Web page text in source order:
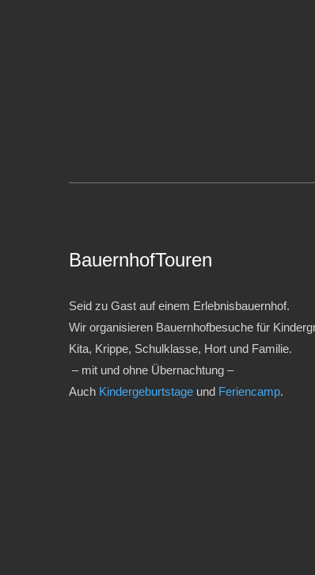
BauernhofTouren
Seid zu Gast auf einem Erlebnisbauernhof.
Wir organisieren Bauernhofbesuche für
Kita, Krippe, Schulklasse, Hort und Familie.
– mit und ohne Übernachtung –
Auch Kindergeburtstage und Feriencamp.